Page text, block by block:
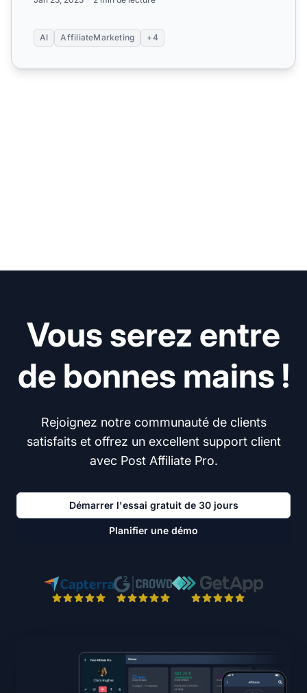
AI AffiliateMarketing +4
Vous serez entre
de bonnes mains !
Rejoignez notre communauté de clients
satisfaits et offrez un excellent support client
avec Post Affiliate Pro.
Démarrer l'essai gratuit de 30 jours
Planifier une démo